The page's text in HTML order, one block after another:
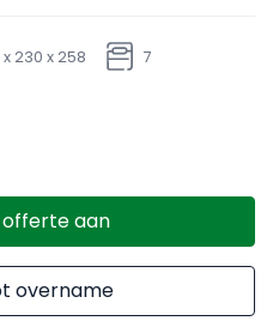
230 x 258 7
aan
overname